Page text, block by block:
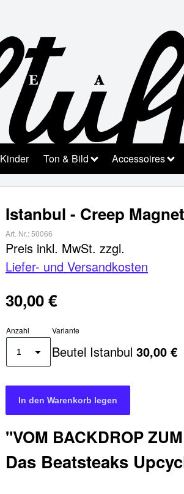
Kinder Ton & Bild Accessoires
Istanbul - Creep
Art. Nr.:50066
Preis inkl. MwSt. zzgl.
Liefer- und Versandkosten
30,00 €
Anzahl Variante
Beutel Istanbul 30,00 €
"VOM BACKDROP
Das Beatsteaks